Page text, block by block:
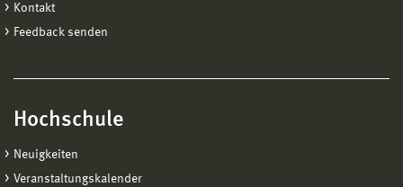
Kontakt
Feedback senden
Hochschule
Neuigkeiten
Veranstaltungskalender